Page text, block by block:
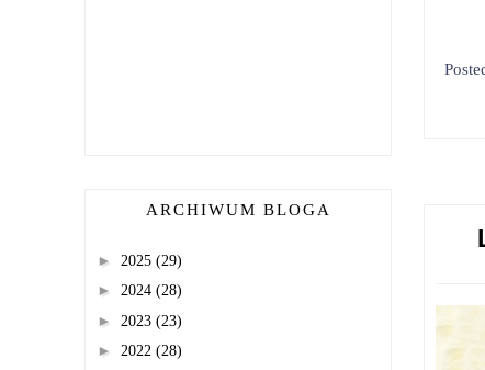
ARCHIWUM BLOGA
► 2025 (29)
► 2024 (28)
► 2023 (23)
► 2022 (28)